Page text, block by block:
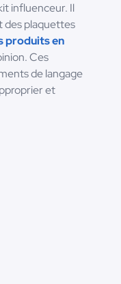
influenceur. Il
des plaquettes
produits en
Ces
de langage
et